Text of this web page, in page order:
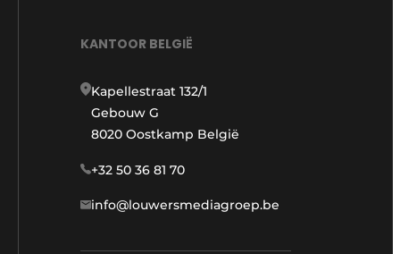
KANTOOR BELGIË
Kapellestraat 132/1
Gebouw G
8020 Oostkamp België
+32 50 36 81 70
info@louwersmediagroep.be